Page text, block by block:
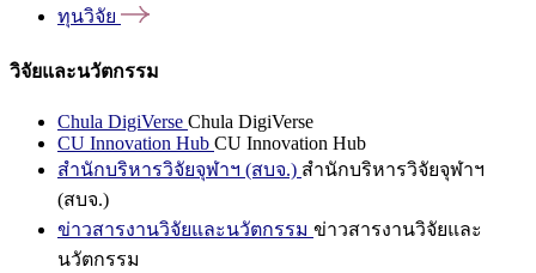
ทุนวิจัย
วิจัยและนวัตกรรม
Chula DigiVerse Chula DigiVerse
CU Innovation Hub CU Innovation Hub
สำนักบริหารวิจัยจุฬาฯ (สบจ.) สำนักบริหารวิจัยจุฬาฯ
(สบจ.)
ข่าวสารงานวิจัยและนวัตกรรม ข่าวสารงานวิจัยและ
นวัตกรรม